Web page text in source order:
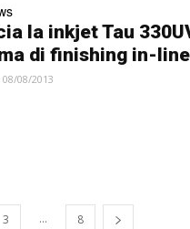
la inkjet Tau
di finishing in-line
08/08/2013
3 ... 8